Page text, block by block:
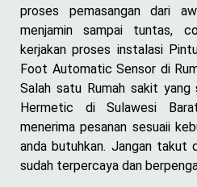
proses pemasangan dari
menjamin sampai tuntas,
kerjakan proses instalasi
Foot Automatic Sensor di
Salah satu Rumah sakit yang
Hermetic di Sulawesi
menerima pesanan sesuaii
anda butuhkan. Jangan takut
sudah terpercaya dan